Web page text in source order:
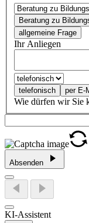
Beratung zu
allgemeine Frage
Ihr Anliegen
telefonisch per E-
Wie dürfen wir Sie
Absenden
KI-Assistent